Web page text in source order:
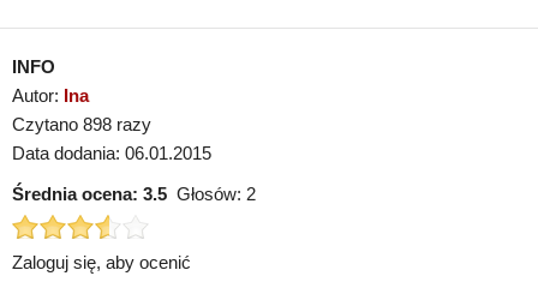
INFO
Autor: Ina
Czytano 898 razy
Data dodania: 06.01.2015
Średnia ocena: 3.5 Głosów: 2
Zaloguj się, aby ocenić